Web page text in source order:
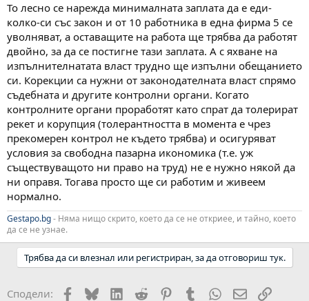
То лесно се нарежда минималната заплата да е еди-
колко-си със закон и от 10 работника в една фирма 5 се
уволняват, а оставащите на работа ще трябва да работят
двойно, за да се постигне тази заплата. А с яхване на
изпълнителнатата власт трудно ще изпълни обещанието
си. Корекции са нужни от законодателната власт спрямо
съдебната и другите контролни органи. Когато
контролните органи проработят като спрат да толерират
рекет и корупция (толерантността в момента е чрез
прекомерен контрол не където трябва) и осигуряват
условия за свободна пазарна икономика (т.е. уж
съществуващото ни право на труд) не е нужно някой да
ни оправя. Тогава просто ще си работим и живеем
нормално.
Gestapo.bg- Няма нищо скрито, което да се не откриее, и тайно, което
да се не узнае.
Трябва да си влезнал или регистриран, за да отговориш тук.
Сподели: Facebook
BlueskyLinkedIn
Reddit PinterestTumblr WhatsApp
EmailLink